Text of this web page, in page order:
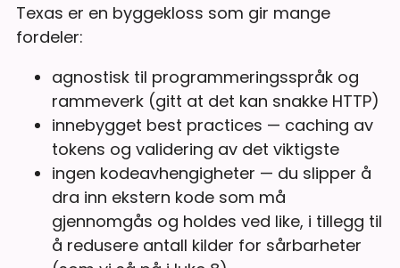
Texas er en byggekloss som gir mange
fordeler:
agnostisk til programmeringsspråk og
rammeverk (gitt at det kan snakke HTTP)
innebygget best practices — caching av
tokens og validering av det viktigste
ingen kodeavhengigheter — du slipper å
dra inn ekstern kode som må
gjennomgås og holdes ved like, i tillegg til
å redusere antall kilder for sårbarheter